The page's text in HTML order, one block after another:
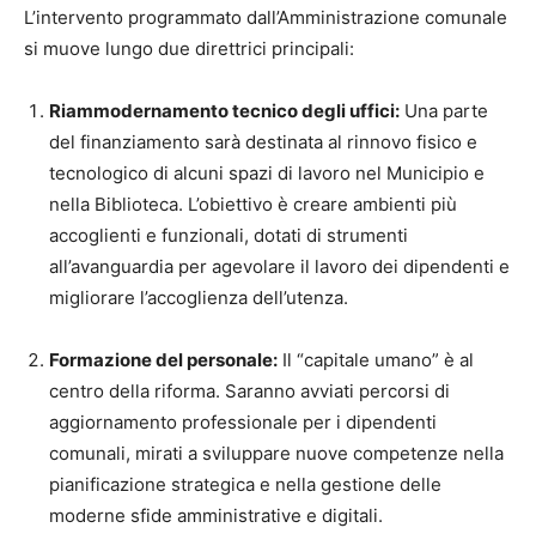
L’intervento programmato dall’Amministrazione comunale
si muove lungo due direttrici principali:
Riammodernamento tecnico degli uffici: Una parte
del finanziamento sarà destinata al rinnovo fisico e
tecnologico di alcuni spazi di lavoro nel Municipio e
nella Biblioteca. L’obiettivo è creare ambienti più
accoglienti e funzionali, dotati di strumenti
all’avanguardia per agevolare il lavoro dei dipendenti e
migliorare l’accoglienza dell’utenza.
Formazione del personale: Il “capitale umano” è al
centro della riforma. Saranno avviati percorsi di
aggiornamento professionale per i dipendenti
comunali, mirati a sviluppare nuove competenze nella
pianificazione strategica e nella gestione delle
moderne sfide amministrative e digitali.